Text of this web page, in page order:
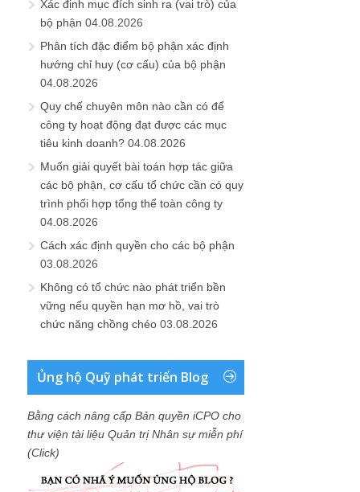
Xác định mục đích sinh ra (vai trò) của
bộ phận 04.08.2026
Phân tích đặc điểm bộ phận xác định
hướng chỉ huy (cơ cấu) của bộ phận
04.08.2026
Quy chế chuyên môn nào cần có để
công ty hoạt động đạt được các mục
tiêu kinh doanh? 04.08.2026
Muốn giải quyết bài toán hợp tác giữa
các bộ phận, cơ cấu tổ chức cần có quy
trình phối hợp tổng thể toàn công ty
04.08.2026
Cách xác định quyền cho các bộ phận
03.08.2026
Không có tổ chức nào phát triển bền
vững nếu quyền hạn mơ hồ, vai trò
chức năng chồng chéo 03.08.2026
Ủng hộ Quỹ phát triển Blog
Bằng cách nâng cấp Bản quyền iCPO cho
thư viện tài liệu Quản trị Nhân sự miễn phí
(Click)